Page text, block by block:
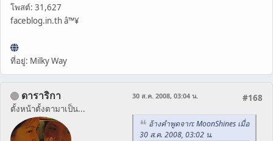
โพสต์: 31,627
faceblog.in.th â™¥
ที่อยู่: Milky Way
ดาราริกา
ตั้งหน้าตั้งตามาเป็น...
#168
30 ส.ค. 2008, 03:04 น.
อ้างคำพูดจาก: MoonShines เมื่อ
30 ส.ค. 2008, 03:02 น.